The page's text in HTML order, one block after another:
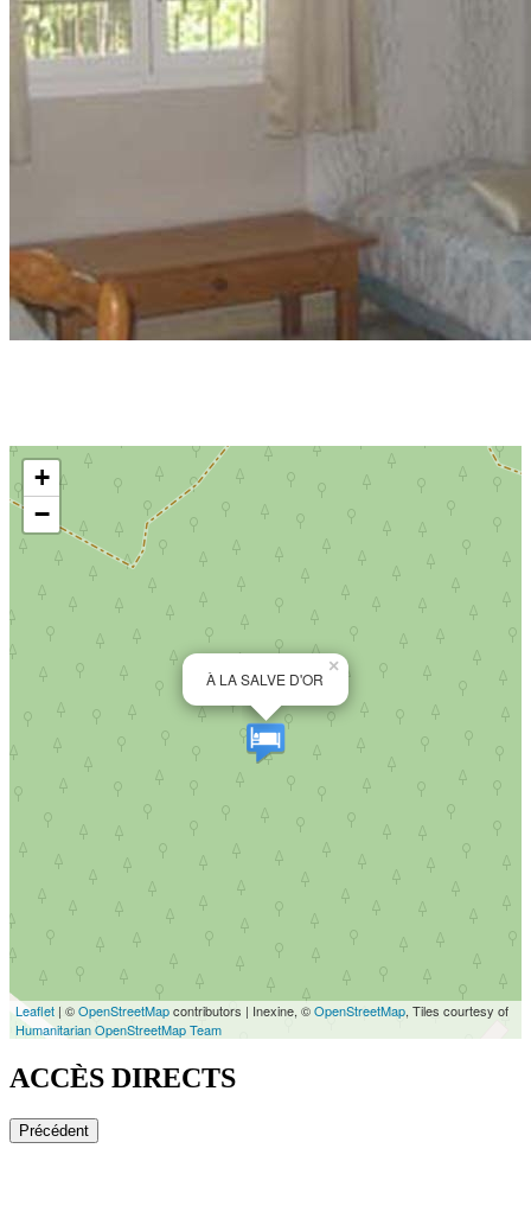
À LA SALVE D'OR
×
+
−
Leaflet | ©OpenStreetMapcontributors | Inexine, ©OpenStreetMap, Tiles courtesy of
Humanitarian OpenStreetMap Team
ACCÈS DIRECTS
Précédent